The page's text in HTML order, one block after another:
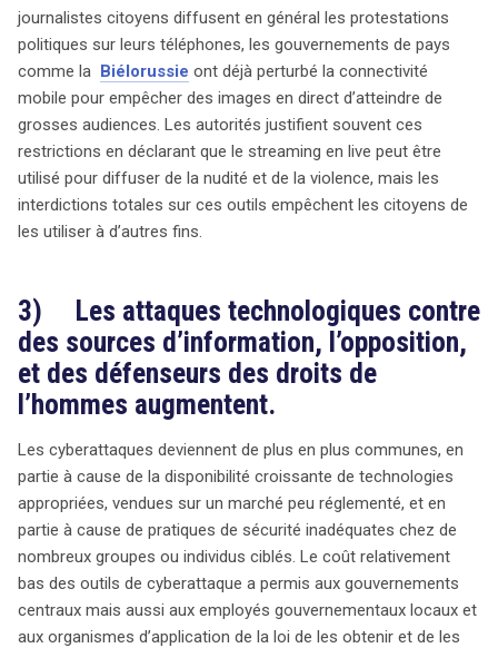
journalistes citoyens diffusent en général les protestations
politiques sur leurs téléphones, les gouvernements de pays
comme la Biélorussie ont déjà perturbé la connectivité
mobile pour empêcher des images en direct d’atteindre de
grosses audiences. Les autorités justifient souvent ces
restrictions en déclarant que le streaming en live peut être
utilisé pour diffuser de la nudité et de la violence, mais les
interdictions totales sur ces outils empêchent les citoyens de
les utiliser à d’autres fins.
3) Les attaques technologiques contre
des sources d’information, l’opposition,
et des défenseurs des droits de
l’hommes augmentent.
Les cyberattaques deviennent de plus en plus communes, en
partie à cause de la disponibilité croissante de technologies
appropriées, vendues sur un marché peu réglementé, et en
partie à cause de pratiques de sécurité inadéquates chez de
nombreux groupes ou individus ciblés. Le coût relativement
bas des outils de cyberattaque a permis aux gouvernements
centraux mais aussi aux employés gouvernementaux locaux et
aux organismes d’application de la loi de les obtenir et de les